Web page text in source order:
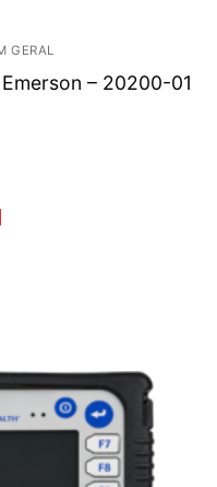
GERAL
– 20200-01